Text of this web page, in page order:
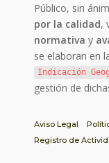
Público, sin
por la calidad,
normativa y
se elaboran en
Indicación
gestión de
Aviso Legal
Registro de